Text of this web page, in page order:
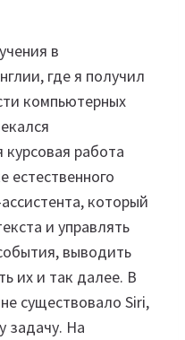
в
где я получил
компьютерных
работа
естественного
который
и управлять
выводить
их и так далее. В
существовало Siri,
задачу. На